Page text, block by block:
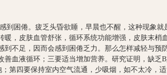
困倦。疲乏头昏欲睡，早晨也不醒，这种现象就
暖，皮肤血管舒张，循环系统功能增强，皮肤末
到不足，因而会感到困倦乏力。那么怎样减轻与
血液循环；三要适当增加营养。研究证明，缺乏
第四要保持室内空气流通，少吸烟，如不太冷，